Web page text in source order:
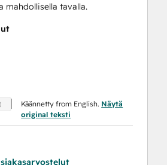
mahdollisella tavalla.
Käännetty from English. Näytä
original teksti